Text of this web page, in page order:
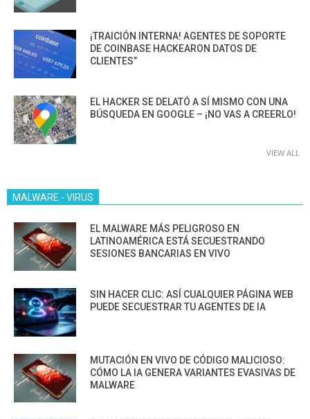
¡TRAICIÓN INTERNA! AGENTES DE SOPORTE
DE COINBASE HACKEARON DATOS DE
CLIENTES”
EL HACKER SE DELATÓ A SÍ MISMO CON UNA
BÚSQUEDA EN GOOGLE – ¡NO VAS A CREERLO!
VIEW ALL
MALWARE - VIRUS
EL MALWARE MÁS PELIGROSO EN
LATINOAMÉRICA ESTÁ SECUESTRANDO
SESIONES BANCARIAS EN VIVO
SIN HACER CLIC: ASÍ CUALQUIER PÁGINA WEB
PUEDE SECUESTRAR TU AGENTES DE IA
MUTACIÓN EN VIVO DE CÓDIGO MALICIOSO:
CÓMO LA IA GENERA VARIANTES EVASIVAS DE
MALWARE